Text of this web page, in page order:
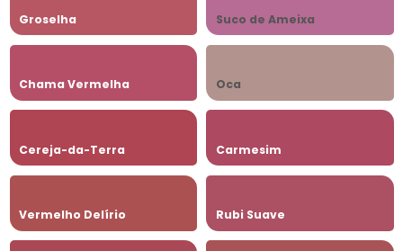
Groselha Suco de Ameixa
Chama Vermelha Oca
Cereja-da-Terra Carmesim
Vermelho Delírio Rubi Suave